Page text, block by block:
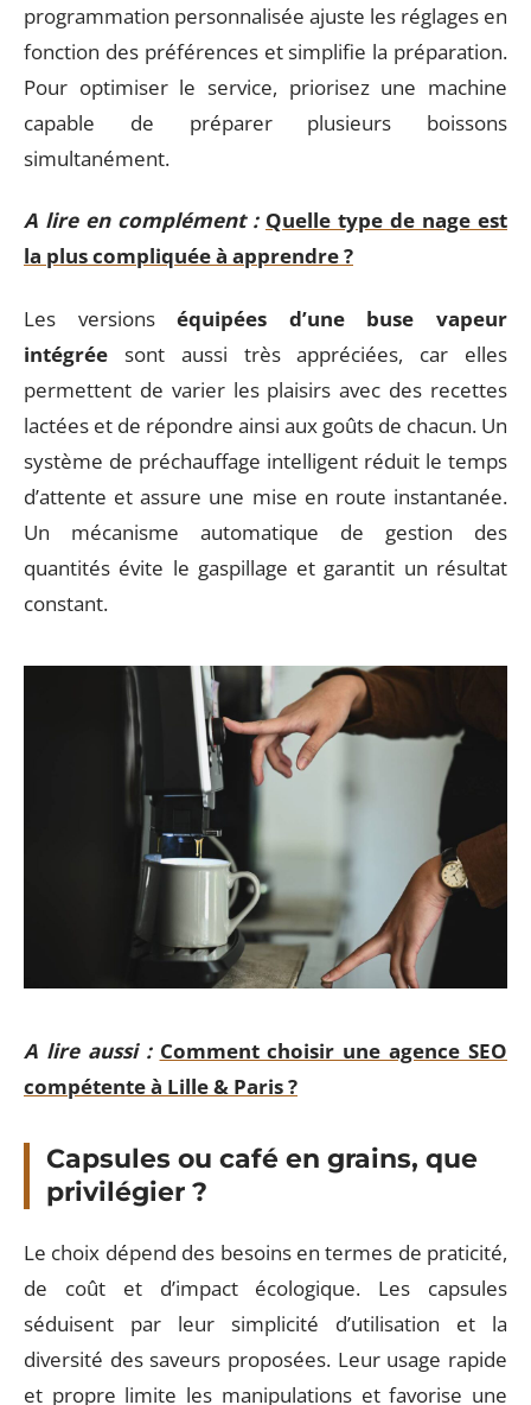
programmation personnalisée ajuste les réglages en
fonction des préférences et simplifie la préparation.
Pour optimiser le service, priorisez une machine
capable de préparer plusieurs boissons
simultanément.
A lire en complément : Quelle type de nage est
la plus compliquée à apprendre ?
Les versionséquipées d’une buse vapeur
intégrée sont aussi très appréciées, car elles
permettent de varier les plaisirs avec des recettes
lactées et de répondre ainsi aux goûts de chacun. Un
système de préchauffage intelligent réduit le temps
d’attente et assure une mise en route instantanée.
Un mécanisme automatique de gestion des
quantités évite le gaspillage et garantit un résultat
constant.
A lire aussi : Comment choisir une agence SEO
compétente à Lille & Paris ?
Capsules ou café en grains, que
privilégier ?
Le choix dépend des besoins en termes de praticité,
de coût et d’impact écologique. Les capsules
séduisent par leur simplicité d’utilisation et la
diversité des saveurs proposées. Leur usage rapide
et propre limite les manipulations et favorise une